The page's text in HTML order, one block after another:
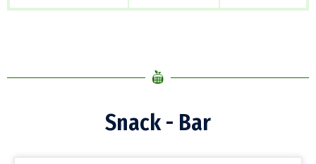
Snack - Bar